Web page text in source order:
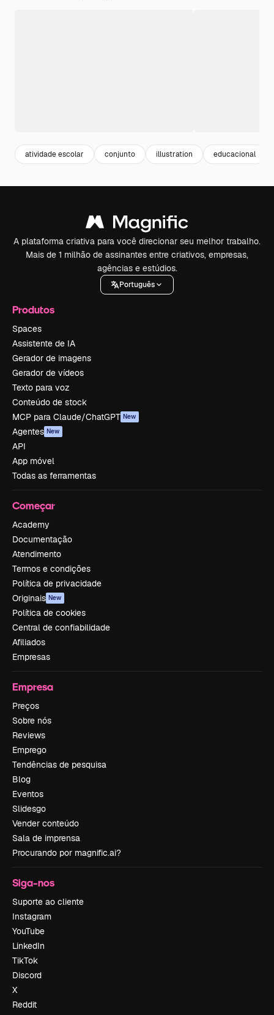
atividade escolar conjunto illustration educacional
A plataforma criativa para você direcionar seu melhor trabalho.
Mais de 1 milhão de assinantes entre criativos, empresas,
agências e estúdios.
Português
Produtos
Spaces
Assistente de IA
Gerador de imagens
Gerador de vídeos
Texto para voz
Conteúdo de stock
MCP para Claude/ChatGPT New
Agentes New
API
App móvel
Todas as ferramentas
Começar
Academy
Documentação
Atendimento
Termos e condições
Política de privacidade
Originais New
Política de cookies
Central de confiabilidade
Afiliados
Empresas
Empresa
Preços
Sobre nós
Reviews
Emprego
Tendências de pesquisa
Blog
Eventos
Slidesgo
Vender conteúdo
Sala de imprensa
Procurando por magnific.ai?
Siga-nos
Suporte ao cliente
Instagram
YouTube
LinkedIn
TikTok
Discord
X
Reddit